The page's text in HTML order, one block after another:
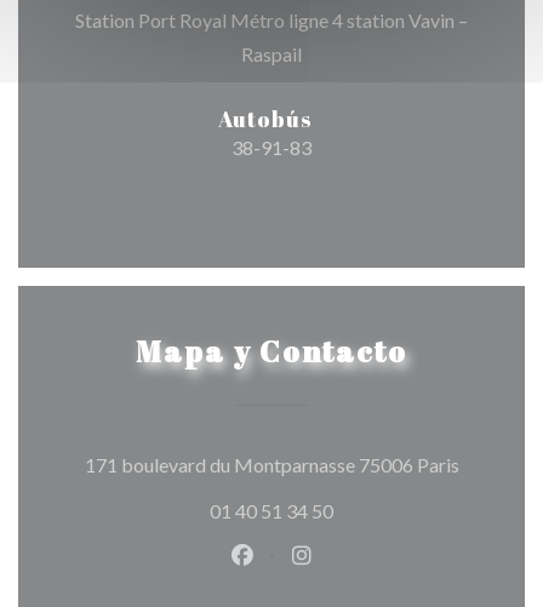
Station Port Royal Métro ligne 4 station Vavin –
Raspail
Autobús
38-91-83
Mapa y Contacto
171 boulevard du Montparnasse 75006 Paris((abre en
01 40 51 34 50
Facebook ((abre en una nueva
Instagram ((abre en una